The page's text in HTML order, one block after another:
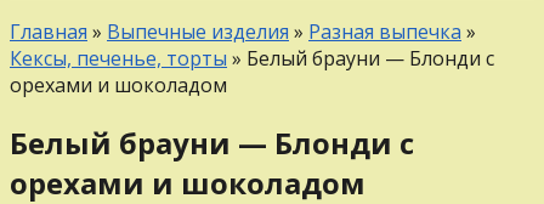
Главная » Выпечные изделия » Разная выпечка »
Кексы, печенье, торты » Белый брауни — Блонди с
орехами и шоколадом
Белый брауни — Блонди с
орехами и шоколадом